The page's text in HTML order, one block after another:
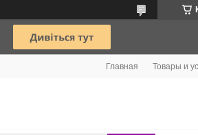
Главная Товары и